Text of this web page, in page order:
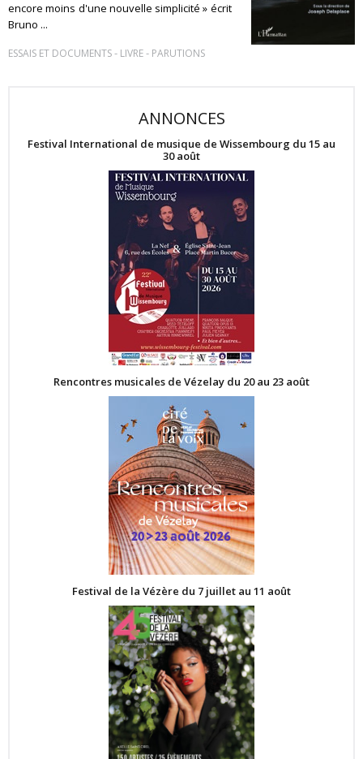
encore moins d'une nouvelle simplicité » écrit
Bruno ...
ESSAIS ET DOCUMENTS- LIVRE- PARUTIONS
ANNONCES
Festival International de musique de Wissembourg du 15 au
30 août
Rencontres musicales de Vézelay du 20 au 23 août
Festival de la Vézère du 7 juillet au 11 août